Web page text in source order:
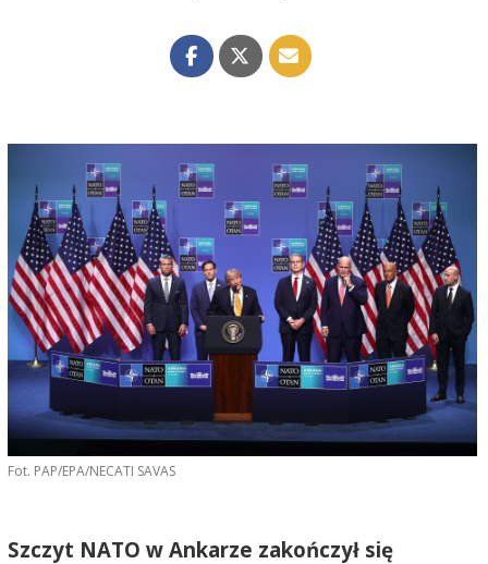
Fot. PAP/EPA/NECATI SAVAS
Szczyt NATO w Ankarze zakończył się